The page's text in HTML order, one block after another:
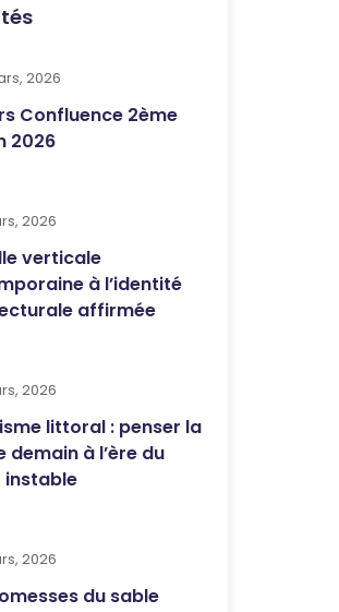
2026
Confluence 2ème
2026
2026
verticale
à l’identité
affirmée
2026
littoral : penser la
demain à l’ère du
instable
2026
du sable